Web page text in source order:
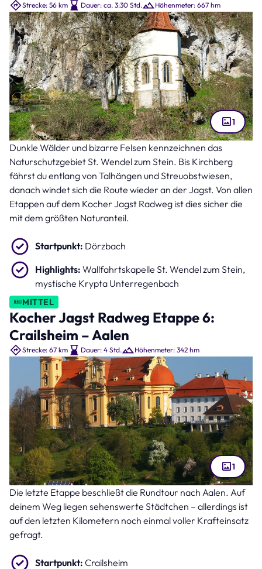
Strecke: 56 km Dauer: ca. 3:30 Std. Höhenmeter: 667 hm
Kapelle St. Wendel zum Stein (Bild: Eberhard Spaeth – stock.adobe.com )
1
Dunkle Wälder und bizarre Felsen kennzeichnen das
Naturschutzgebiet St. Wendel zum Stein. Bis Kirchberg
fährst du entlang von Talhängen und Streuobstwiesen,
danach windet sich die Route wieder an der Jagst. Von allen
Etappen auf dem Kocher Jagst Radweg ist dies sicher die
mit dem größten Naturanteil.
Startpunkt: Dörzbach
Highlights: Wallfahrtskapelle St. Wendel zum Stein,
mystische Krypta Unterregenbach
MITTEL
Kocher Jagst Radweg Etappe 6:
Crailsheim – Aalen
Strecke: 67 km Dauer: 4 Std. Höhenmeter: 342 hm
Wallfahrt Schönenberg Ellwangen in Baden Württemberg (Bild: Bildagentur-
o – stock.adobe.com )
1
Die letzte Etappe beschließt die Rundtour nach Aalen. Auf
deinem Weg liegen sehenswerte Städtchen – allerdings ist
auf den letzten Kilometern noch einmal voller Krafteinsatz
gefragt.
Startpunkt: Crailsheim